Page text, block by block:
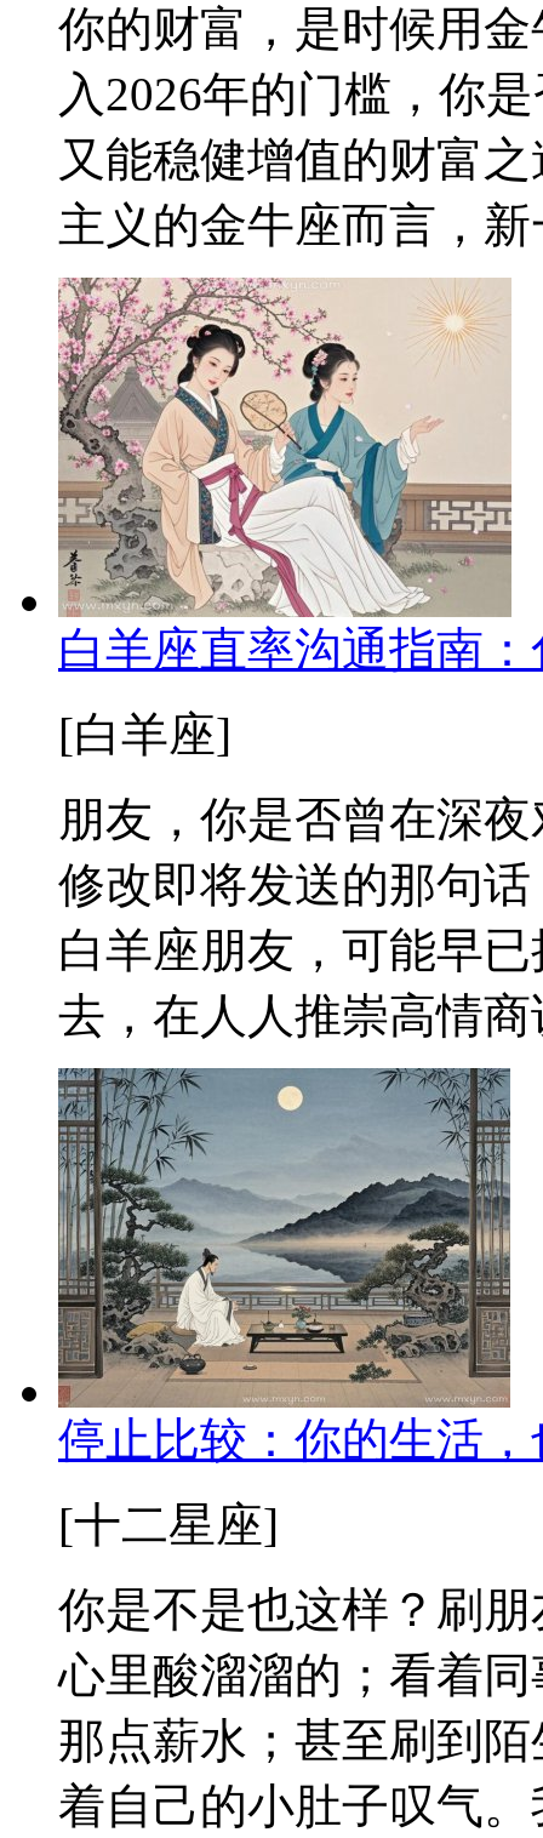
你的财富，是时候用
入2026年的门槛，你
又能稳健增值的财富
主义的金牛座而言，
白羊座直率沟通指南
[白羊座]
朋友，你是否曾在深
修改即将发送的那句
白羊座朋友，可能早
去，在人人推崇高情
停止比较：你的生活
[十二星座]
你是不是也这样？刷
心里酸溜溜的；看着
那点薪水；甚至刷到
着自己的小肚子叹气